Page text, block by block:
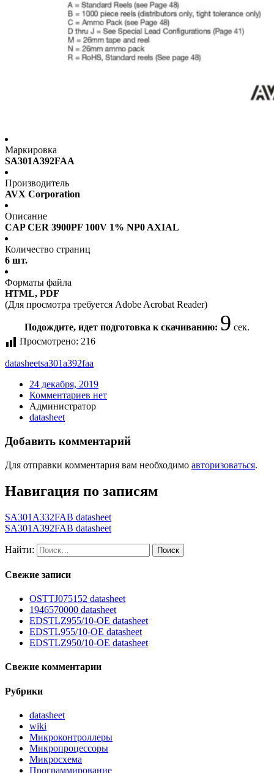
Маркировка
SA301A392FAA
Производитель
AVX Corporation
Описание
CAP CER 3900PF 100V 1% NP0 AXIAL
Количество страниц
6 шт.
Форматы файла
HTML, PDF
(Для просмотра требуется Adobe Acrobat Reader)
Подождите, идет подготовка к скачиванию: 9 сек.
Просмотрено: 216
datasheetsa301a392faa
24 декабря, 2019
Комментариев нет
Администратор
datasheet
Добавить комментарий
Для отправки комментария вам необходимо авторизоваться.
Навигация по записям
SA301A332FAB datasheet
SA301A392FAB datasheet
Найти:
Свежие записи
OSTTJ075152 datasheet
1946570000 datasheet
EDSTLZ955/10-OE datasheet
EDSTL955/10-OE datasheet
EDSTLZ950/10-OE datasheet
Свежие комментарии
Рубрики
datasheet
wiki
Микроконтроллеры
Микропроцессоры
Микросхема
Программирование